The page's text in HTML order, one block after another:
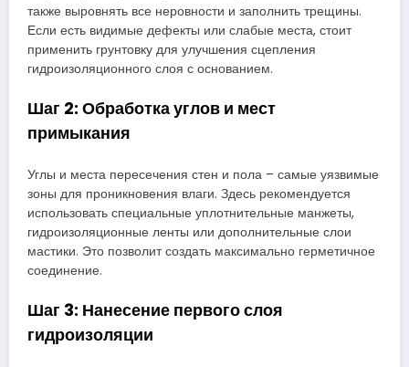
также выровнять все неровности и заполнить трещины.
Если есть видимые дефекты или слабые места, стоит
применить грунтовку для улучшения сцепления
гидроизоляционного слоя с основанием.
Шаг 2: Обработка углов и мест
примыкания
Углы и места пересечения стен и пола – самые уязвимые
зоны для проникновения влаги. Здесь рекомендуется
использовать специальные уплотнительные манжеты,
гидроизоляционные ленты или дополнительные слои
мастики. Это позволит создать максимально герметичное
соединение.
Шаг 3: Нанесение первого слоя
гидроизоляции